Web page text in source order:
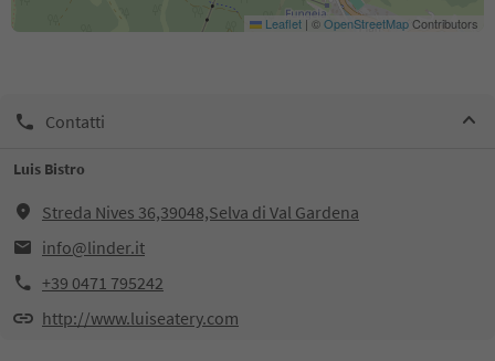
Leaflet | ©OpenStreetMapContributors
Contatti
Luis Bistro
Streda Nives 36,39048,Selva di Val Gardena
info@linder.it
+39 0471 795242
http://www.luiseatery.com